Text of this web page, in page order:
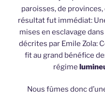
paroisses, de
résultat fut immédiat:
mises en esclavage
décrites par Emile Zola:
fit au grand bénéfice
régime
Nous fûmes donc